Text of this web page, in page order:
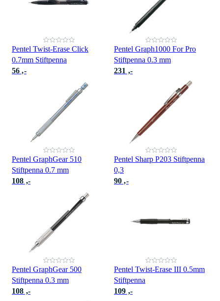
Pentel Twist-Erase Click
0.7mm Stiftpenna
56 ,-
Pentel Graph1000 For Pro
Stiftpenna 0.3 mm
231 ,-
Pentel GraphGear 510
Stiftpenna 0.7 mm
108 ,-
Pentel Sharp P203 Stiftpenna
0,3
90 ,-
Pentel GraphGear 500
Stiftpenna 0.3 mm
108 ,-
Pentel Twist-Erase III 0.5mm
Stiftpenna
109 ,-